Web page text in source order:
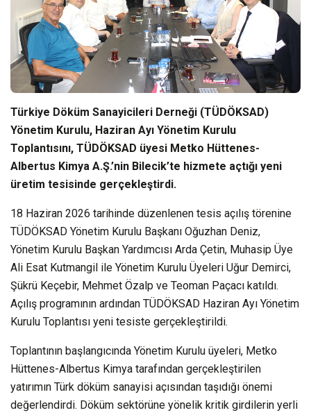
Türkiye Döküm Sanayicileri Derneği (TÜDÖKSAD)
Yönetim Kurulu, Haziran Ayı Yönetim Kurulu
Toplantısını, TÜDÖKSAD üyesi Metko Hüttenes-
Albertus Kimya A.Ş.’nin Bilecik’te hizmete açtığı yeni
üretim tesisinde gerçekleştirdi.
18 Haziran 2026 tarihinde düzenlenen tesis açılış törenine
TÜDÖKSAD Yönetim Kurulu Başkanı Oğuzhan Deniz,
Yönetim Kurulu Başkan Yardımcısı Arda Çetin, Muhasip Üye
Ali Esat Kutmangil ile Yönetim Kurulu Üyeleri Uğur Demirci,
Şükrü Keçebir, Mehmet Özalp ve Teoman Paçacı katıldı.
Açılış programının ardından TÜDÖKSAD Haziran Ayı Yönetim
Kurulu Toplantısı yeni tesiste gerçekleştirildi.
Toplantının başlangıcında Yönetim Kurulu üyeleri, Metko
Hüttenes-Albertus Kimya tarafından gerçekleştirilen
yatırımın Türk döküm sanayisi açısından taşıdığı önemi
değerlendirdi. Döküm sektörüne yönelik kritik girdilerin yerli